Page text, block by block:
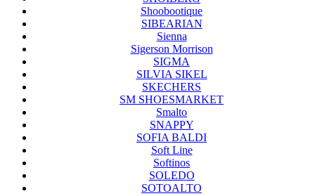
Shoobootique
SIBEARIAN
Sienna
Sigerson Morrison
SIGMA
SILVIA SIKEL
SKECHERS
SM SHOESMARKET
Smalto
SNAPPY
SOFIA BALDI
Soft Line
Softinos
SOLEDO
SOTOALTO